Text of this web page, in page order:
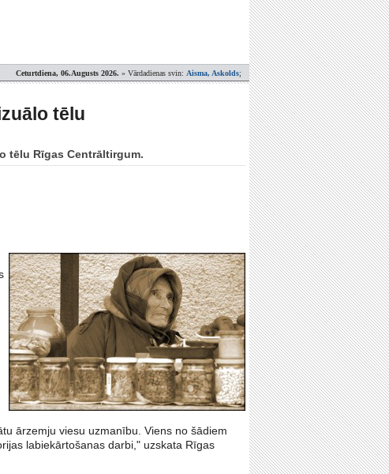
Ceturtdiena, 06.Augusts 2026. » Vārdadienas svin: Aisma, Askolds;
tēlu
tēlu Rīgas Centrāltirgum.
ārzemju viesu uzmanību. Viens no šādiem
labiekārtošanas darbi," uzskata Rīgas